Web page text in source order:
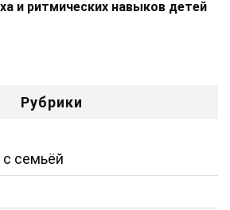
и ритмических навыков детей
Рубрики
семьёй